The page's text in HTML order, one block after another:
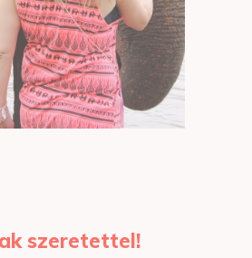
szeretettel!